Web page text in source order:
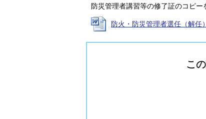
防災管理者講習等の修了証のコピー
防火・防災管理者選任（解任
こ